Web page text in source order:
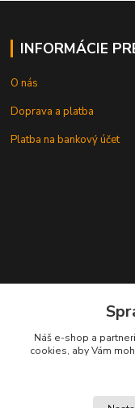
INFORMÁCIE
O nás
Doprava a platba
Platba na bankový účet
leksunsro@gmail.com
Náš e-shop a
cookies, aby Vám